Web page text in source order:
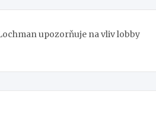
upozorňuje na vliv lobby